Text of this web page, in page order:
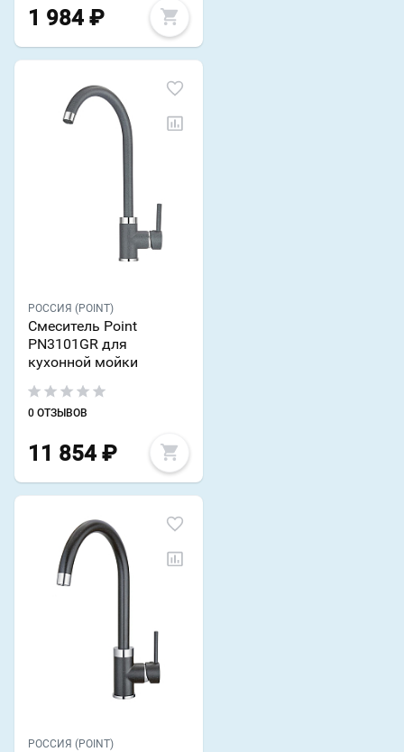
1 984 ₽
РОССИЯ (POINT)
Смеситель Point
PN3101GR для
кухонной мойки
0 ОТЗЫВОВ
11 854 ₽
РОССИЯ (POINT)